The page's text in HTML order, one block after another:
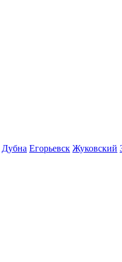
Дубна Егорьевск Жуковский